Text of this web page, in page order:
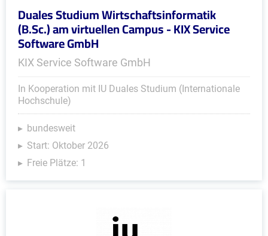
Duales Studium Wirtschaftsinformatik
(B.Sc.) am virtuellen Campus - KIX Service
Software GmbH
KIX Service Software GmbH
In Kooperation mit IU Duales Studium (Internationale
Hochschule)
bundesweit
Start: Oktober 2026
Freie Plätze: 1